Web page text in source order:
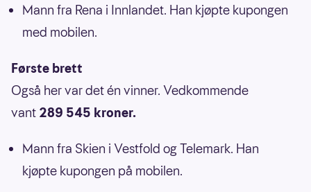
Mann fra Rena i Innlandet. Han kjøpte kupongen
med mobilen.
Første brett
Også her var det én vinner. Vedkommende
vant 289 545 kroner.
Mann fra Skien i Vestfold og Telemark. Han
kjøpte kupongen på mobilen.